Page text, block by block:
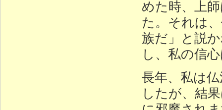
めた時、上
た。それは
族だ」と説
し、私の信
長年、私は
したが、結